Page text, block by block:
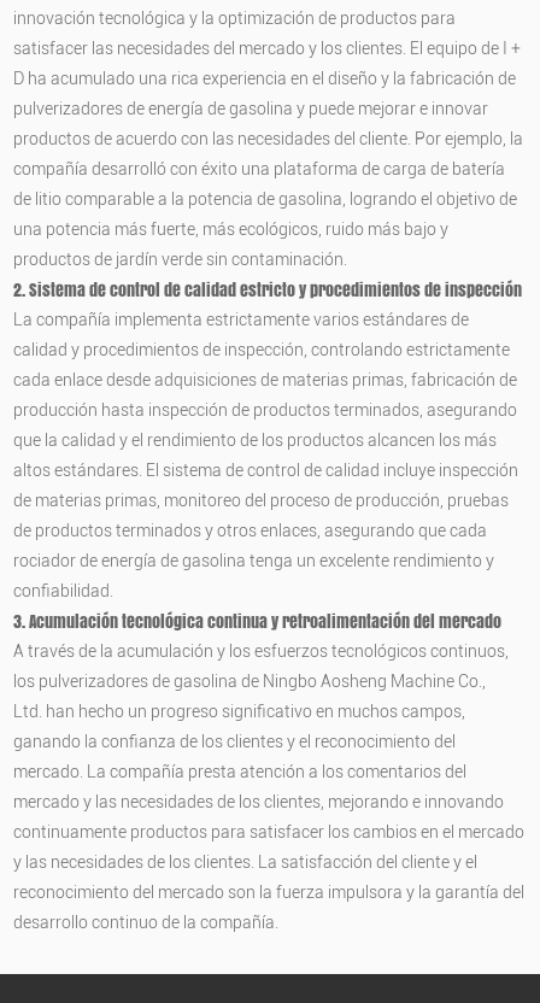
innovación tecnológica y la optimización de productos para
satisfacer las necesidades del mercado y los clientes. El equipo de I +
D ha acumulado una rica experiencia en el diseño y la fabricación de
pulverizadores de energía de gasolina y puede mejorar e innovar
productos de acuerdo con las necesidades del cliente. Por ejemplo, la
compañía desarrolló con éxito una plataforma de carga de batería
de litio comparable a la potencia de gasolina, logrando el objetivo de
una potencia más fuerte, más ecológicos, ruido más bajo y
productos de jardín verde sin contaminación.
2. Sistema de control de calidad estricto y procedimientos de inspección
La compañía implementa estrictamente varios estándares de
calidad y procedimientos de inspección, controlando estrictamente
cada enlace desde adquisiciones de materias primas, fabricación de
producción hasta inspección de productos terminados, asegurando
que la calidad y el rendimiento de los productos alcancen los más
altos estándares. El sistema de control de calidad incluye inspección
de materias primas, monitoreo del proceso de producción, pruebas
de productos terminados y otros enlaces, asegurando que cada
rociador de energía de gasolina tenga un excelente rendimiento y
confiabilidad.
3. Acumulación tecnológica continua y retroalimentación del mercado
A través de la acumulación y los esfuerzos tecnológicos continuos,
los pulverizadores de gasolina de Ningbo Aosheng Machine Co.,
Ltd. han hecho un progreso significativo en muchos campos,
ganando la confianza de los clientes y el reconocimiento del
mercado. La compañía presta atención a los comentarios del
mercado y las necesidades de los clientes, mejorando e innovando
continuamente productos para satisfacer los cambios en el mercado
y las necesidades de los clientes. La satisfacción del cliente y el
reconocimiento del mercado son la fuerza impulsora y la garantía del
desarrollo continuo de la compañía.